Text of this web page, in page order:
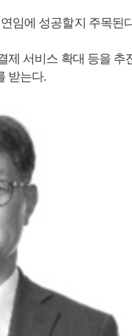
임에 성공할지 주목된
제 서비스 확대 등을 추
받는다.